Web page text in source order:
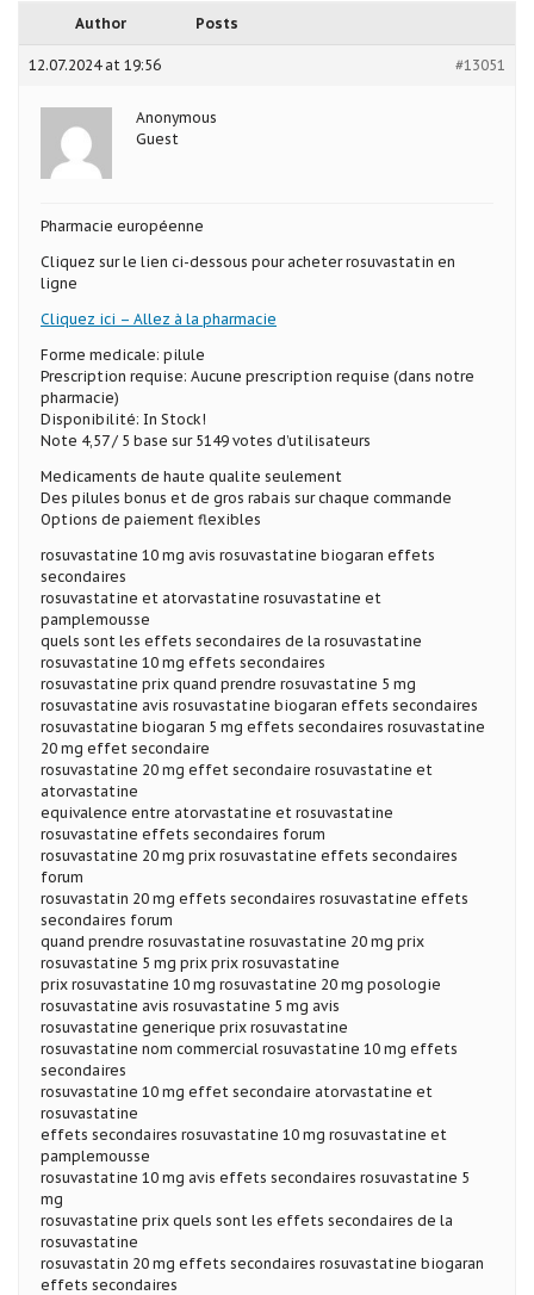
Author Posts
12.07.2024 at 19:56 #13051
Anonymous
Guest
Pharmacie européenne
Cliquez sur le lien ci-dessous pour acheter rosuvastatin en
ligne
Cliquez ici – Allez à la pharmacie
Forme medicale: pilule
Prescription requise: Aucune prescription requise (dans notre
pharmacie)
Disponibilité: In Stock!
Note 4,57 / 5 base sur 5149 votes d’utilisateurs
Medicaments de haute qualite seulement
Des pilules bonus et de gros rabais sur chaque commande
Options de paiement flexibles
rosuvastatine 10 mg avis rosuvastatine biogaran effets
secondaires
rosuvastatine et atorvastatine rosuvastatine et
pamplemousse
quels sont les effets secondaires de la rosuvastatine
rosuvastatine 10 mg effets secondaires
rosuvastatine prix quand prendre rosuvastatine 5 mg
rosuvastatine avis rosuvastatine biogaran effets secondaires
rosuvastatine biogaran 5 mg effets secondaires rosuvastatine
20 mg effet secondaire
rosuvastatine 20 mg effet secondaire rosuvastatine et
atorvastatine
equivalence entre atorvastatine et rosuvastatine
rosuvastatine effets secondaires forum
rosuvastatine 20 mg prix rosuvastatine effets secondaires
forum
rosuvastatin 20 mg effets secondaires rosuvastatine effets
secondaires forum
quand prendre rosuvastatine rosuvastatine 20 mg prix
rosuvastatine 5 mg prix prix rosuvastatine
prix rosuvastatine 10 mg rosuvastatine 20 mg posologie
rosuvastatine avis rosuvastatine 5 mg avis
rosuvastatine generique prix rosuvastatine
rosuvastatine nom commercial rosuvastatine 10 mg effets
secondaires
rosuvastatine 10 mg effet secondaire atorvastatine et
rosuvastatine
effets secondaires rosuvastatine 10 mg rosuvastatine et
pamplemousse
rosuvastatine 10 mg avis effets secondaires rosuvastatine 5
mg
rosuvastatine prix quels sont les effets secondaires de la
rosuvastatine
rosuvastatin 20 mg effets secondaires rosuvastatine biogaran
effets secondaires